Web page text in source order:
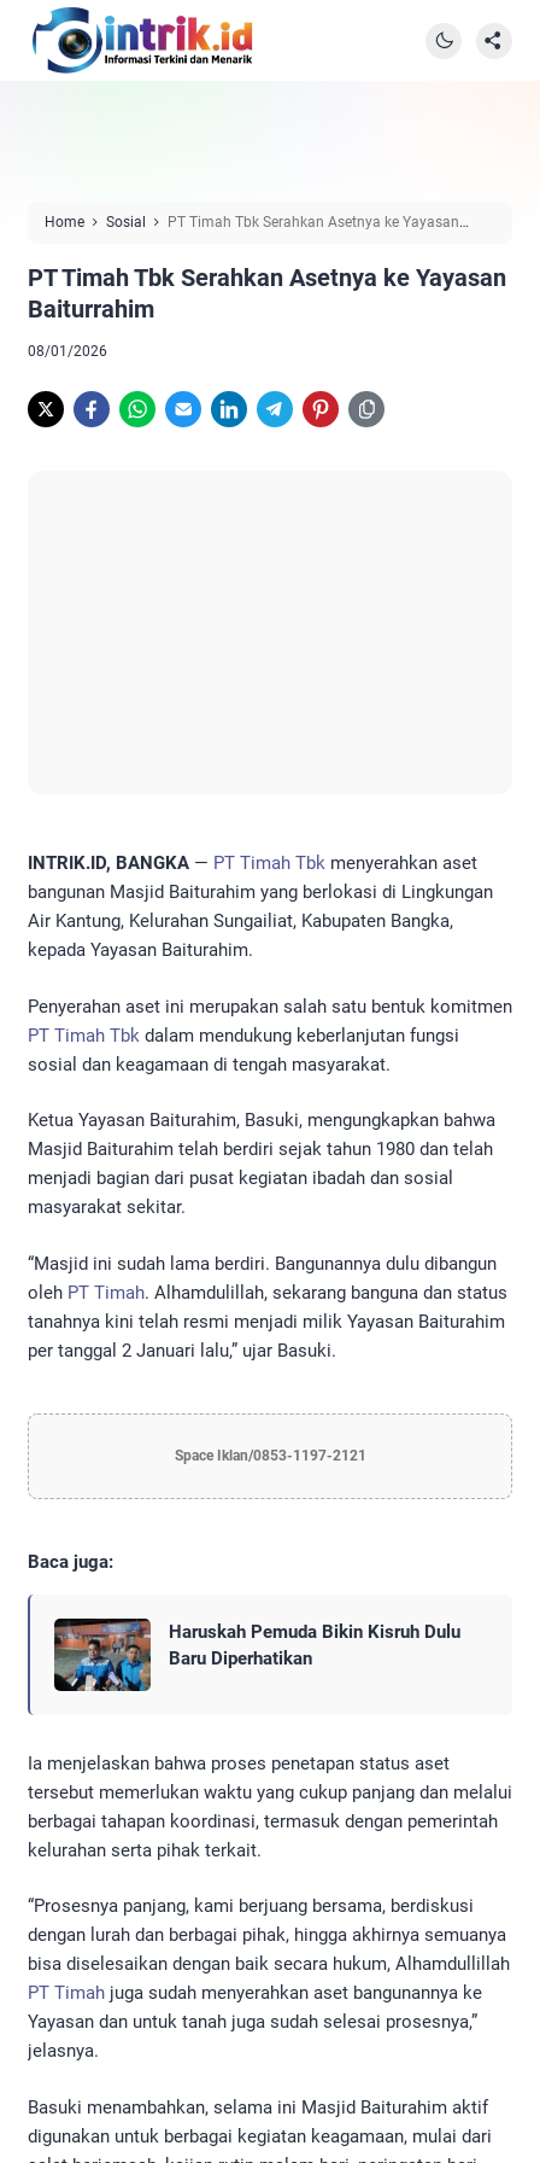
Home Sosial
PT Timah Tbk Serahkan Asetnya ke Yayasan
PT Timah Tbk Serahkan Asetnya ke Yayasan
Baiturrahim
08/01/2026
INTRIK.ID, BANGKA — PT Timah Tbk menyerahkan aset
bangunan Masjid Baiturahim yang berlokasi di Lingkungan
Air Kantung, Kelurahan Sungailiat, Kabupaten Bangka,
kepada Yayasan Baiturahim.
Penyerahan aset ini merupakan salah satu bentuk komitmen
PT Timah Tbk dalam mendukung keberlanjutan fungsi
sosial dan keagamaan di tengah masyarakat.
Ketua Yayasan Baiturahim, Basuki, mengungkapkan bahwa
Masjid Baiturahim telah berdiri sejak tahun 1980 dan telah
menjadi bagian dari pusat kegiatan ibadah dan sosial
masyarakat sekitar.
“Masjid ini sudah lama berdiri. Bangunannya dulu dibangun
oleh PT Timah. Alhamdulillah, sekarang banguna dan status
tanahnya kini telah resmi menjadi milik Yayasan Baiturahim
per tanggal 2 Januari lalu,” ujar Basuki.
Space Iklan/0853-1197-2121
Baca juga:
Haruskah Pemuda Bikin Kisruh Dulu
Baru Diperhatikan
Ia menjelaskan bahwa proses penetapan status aset
tersebut memerlukan waktu yang cukup panjang dan melalui
berbagai tahapan koordinasi, termasuk dengan pemerintah
kelurahan serta pihak terkait.
“Prosesnya panjang, kami berjuang bersama, berdiskusi
dengan lurah dan berbagai pihak, hingga akhirnya semuanya
bisa diselesaikan dengan baik secara hukum, Alhamdullillah
PT Timah juga sudah menyerahkan aset bangunannya ke
Yayasan dan untuk tanah juga sudah selesai prosesnya,”
jelasnya.
Basuki menambahkan, selama ini Masjid Baiturahim aktif
digunakan untuk berbagai kegiatan keagamaan, mulai dari